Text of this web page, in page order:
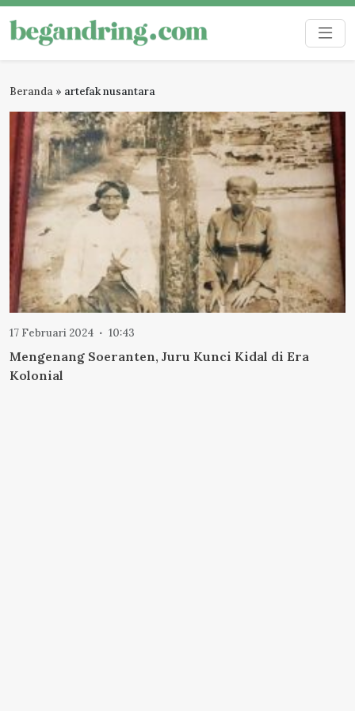
Skip
to
content
Begandring
Menjaga ingatan untuk masa depan
Beranda » artefak nusantara
17 Februari 2024 10:43
Mengenang Soeranten, Juru Kunci Kidal di Era
Kolonial